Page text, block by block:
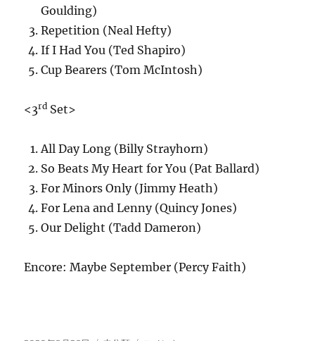
Goulding)
Repetition (Neal Hefty)
If I Had You (Ted Shapiro)
Cup Bearers (Tom McIntosh)
<3rd Set>
All Day Long (Billy Strayhorn)
So Beats My Heart for You (Pat Ballard)
For Minors Only (Jimmy Heath)
For Lena and Lenny (Quincy Jones)
Our Delight (Tadd Dameron)
Encore: Maybe September (Percy Faith)